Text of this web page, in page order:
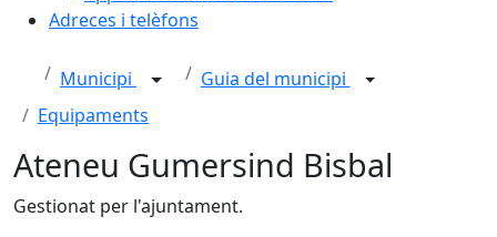
Adreces i telèfons
Municipi
Guia del municipi
Equipaments
Ateneu Gumersind Bisbal
Gestionat per l'ajuntament.